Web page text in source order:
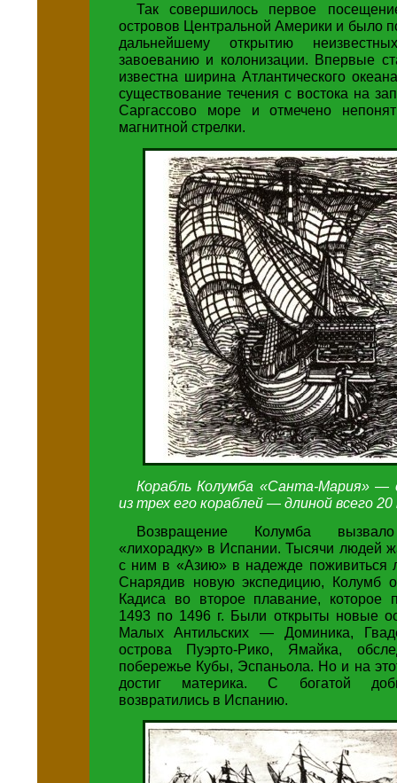
Так совершилось первое
островов Центральной Америки и было
дальнейшему открытию
завоеванию и колонизации. Впервые
известна ширина Атлантического
существование течения с востока на
Саргассово море и отмечено
магнитной стрелки.
Корабль Колумба «Санта-Мария» —
из трех его кораблей — длиной всего 20
Возвращение Колумба
«лихорадку» в Испании. Тысячи людей
с ним в «Азию» в надежде поживиться
Снарядив новую экспедицию, Колумб
Кадиса во второе плавание, которое
1493 по 1496 г. Были открыты новые
Малых Антильских — Доминика,
острова Пуэрто-Рико, Ямайка,
побережье Кубы, Эспаньола. Но и на
достиг материка. С богатой
возвратились в Испанию.